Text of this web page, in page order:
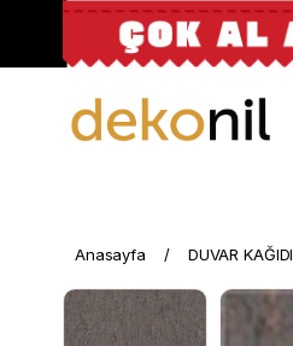
Anasayfa DUVAR KAĞIDI